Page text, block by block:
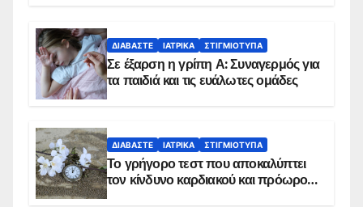
ΔΙΑΒΆΣΤΕ ΙΑΤΡΙΚΆ ΣΤΙΓΜΙΌΤΥΠΑ
Σε έξαρση η γρίπη Α: Συναγερμός για
τα παιδιά και τις ευάλωτες ομάδες
ΔΙΑΒΆΣΤΕ ΙΑΤΡΙΚΆ ΣΤΙΓΜΙΌΤΥΠΑ
Το γρήγορο τεστ που αποκαλύπτει
τον κίνδυνο καρδιακού και πρόωρου